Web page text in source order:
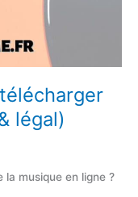
légal)
musique en ligne ?